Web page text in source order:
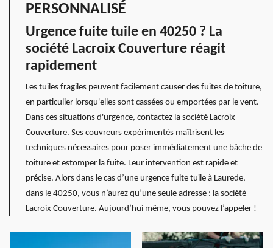
PERSONNALISÉ
Urgence fuite tuile en 40250 ? La
société Lacroix Couverture réagit
rapidement
Les tuiles fragiles peuvent facilement causer des fuites de toiture,
en particulier lorsqu'elles sont cassées ou emportées par le vent.
Dans ces situations d'urgence, contactez la société Lacroix
Couverture. Ses couvreurs expérimentés maîtrisent les
techniques nécessaires pour poser immédiatement une bâche de
toiture et estomper la fuite. Leur intervention est rapide et
précise. Alors dans le cas d’une urgence fuite tuile à Laurede,
dans le 40250, vous n’aurez qu’une seule adresse : la société
Lacroix Couverture. Aujourd’hui même, vous pouvez l’appeler !